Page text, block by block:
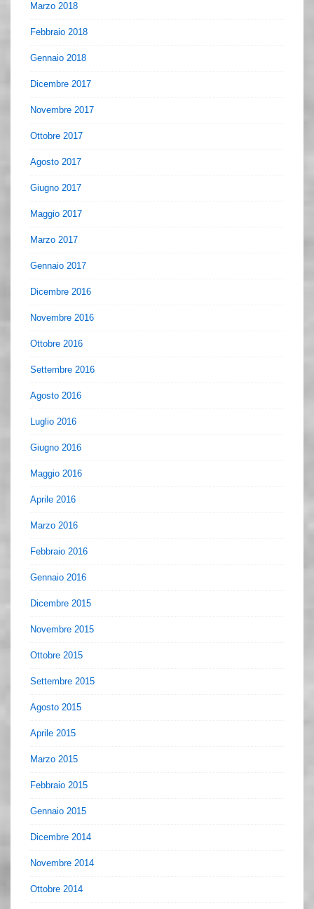
Marzo 2018
Febbraio 2018
Gennaio 2018
Dicembre 2017
Novembre 2017
Ottobre 2017
Agosto 2017
Giugno 2017
Maggio 2017
Marzo 2017
Gennaio 2017
Dicembre 2016
Novembre 2016
Ottobre 2016
Settembre 2016
Agosto 2016
Luglio 2016
Giugno 2016
Maggio 2016
Aprile 2016
Marzo 2016
Febbraio 2016
Gennaio 2016
Dicembre 2015
Novembre 2015
Ottobre 2015
Settembre 2015
Agosto 2015
Aprile 2015
Marzo 2015
Febbraio 2015
Gennaio 2015
Dicembre 2014
Novembre 2014
Ottobre 2014